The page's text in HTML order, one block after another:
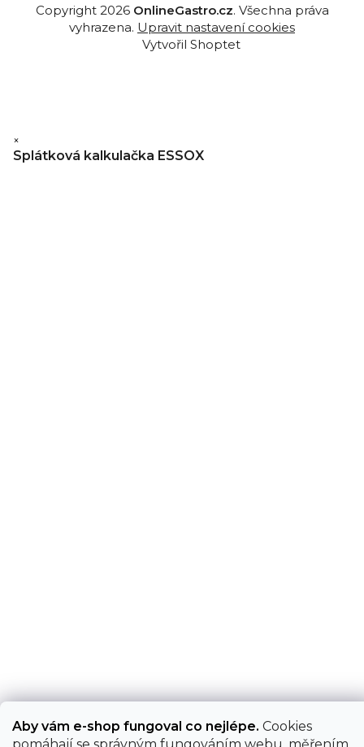
Aby vám e-shop fungoval co nejlépe. Cookies
Vytvořil Shoptet
Copyright 2026 OnlineGastro.cz. Všechna práva
vyhrazena. Upravit nastavení cookies
×
Splátková kalkulačka ESSOX